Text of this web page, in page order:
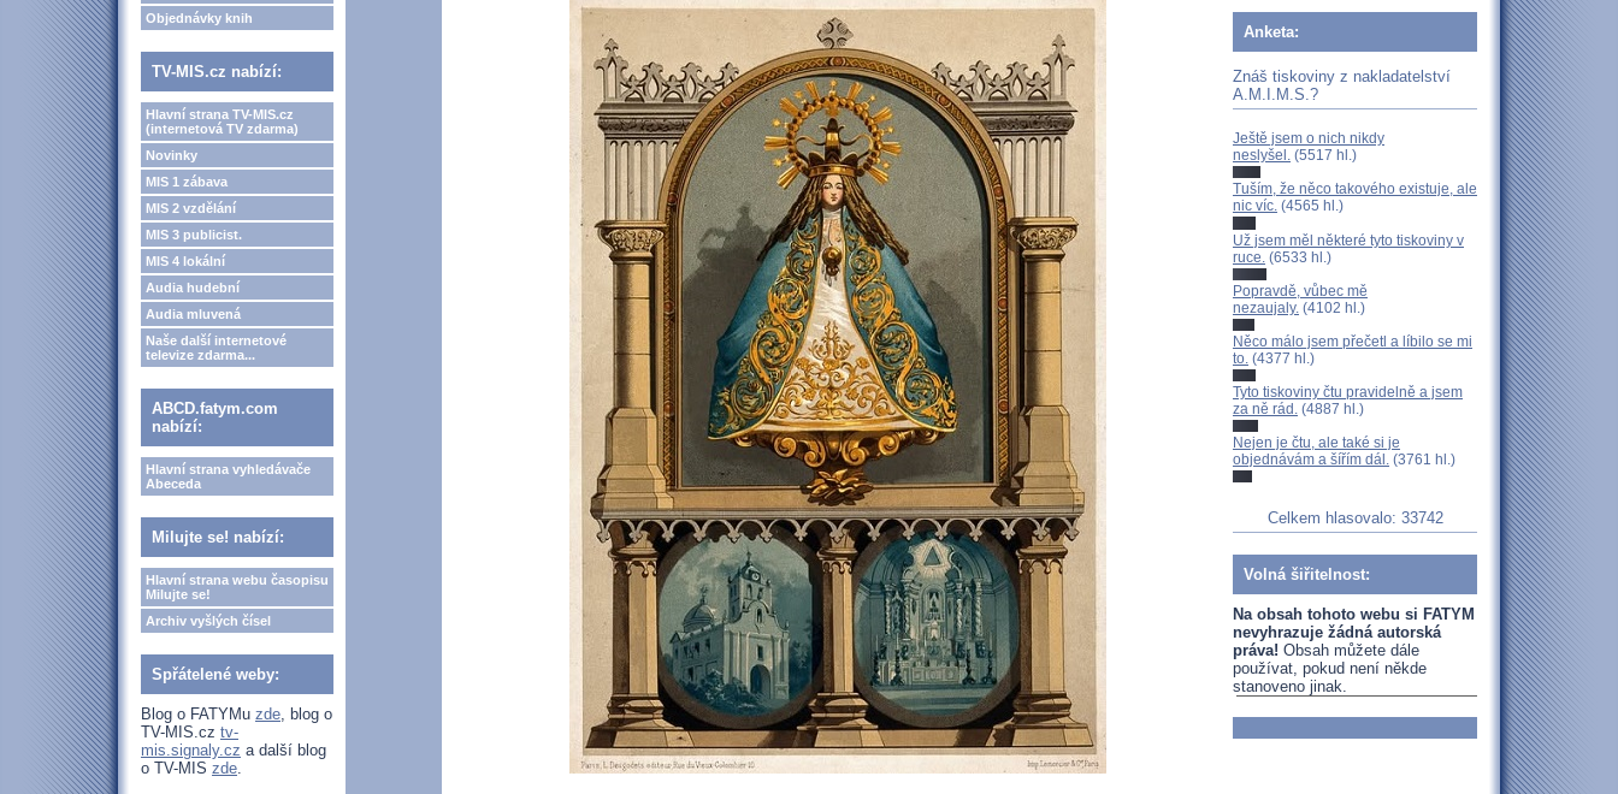
Objednávky knih
TV-MIS.cz nabízí:
Hlavní strana TV-MIS.cz
(internetová TV zdarma)
Novinky
MIS 1 zábava
MIS 2 vzdělání
MIS 3 publicist.
MIS 4 lokální
Audia hudební
Audia mluvená
Naše další internetové
televize zdarma...
ABCD.fatym.com
nabízí:
Hlavní strana vyhledávače
Abeceda
Milujte se! nabízí:
Hlavní strana webu časopisu
Milujte se!
Archiv vyšlých čísel
Spřátelené weby:
Blog o FATYMu zde, blog o
TV-MIS.cz tv-
mis.signaly.cz a další blog
o TV-MIS zde.
Anketa:
Znáš tiskoviny z nakladatelství
A.M.I.M.S.?
Ještě jsem o nich nikdy
neslyšel. (5517 hl.)
Tuším, že něco takového existuje, ale
nic víc. (4565 hl.)
Už jsem měl některé tyto tiskoviny v
ruce. (6533 hl.)
Popravdě, vůbec mě
nezaujaly. (4102 hl.)
Něco málo jsem přečetl a líbilo se mi
to. (4377 hl.)
Tyto tiskoviny čtu pravidelně a jsem
za ně rád. (4887 hl.)
Nejen je čtu, ale také si je
objednávám a šířím dál. (3761 hl.)
Celkem hlasovalo: 33742
Volná šiřitelnost:
Na obsah tohoto webu si FATYM
nevyhrazuje žádná autorská
práva! Obsah můžete dále
používat, pokud není někde
stanoveno jinak.